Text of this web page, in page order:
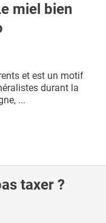
miel bien
et est un motif
durant la
...
taxer ?